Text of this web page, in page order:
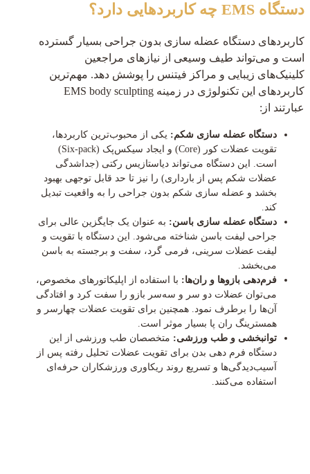
دستگاه EMS چه کاربردهایی دارد؟
کاربردهای دستگاه عضله سازی بدون جراحی بسیار گسترده
است و می‌تواند طیف وسیعی از نیازهای مراجعین
کلینیک‌های زیبایی و مراکز فیتنس را پوشش دهد. مهم‌ترین
کاربردهای این تکنولوژی در زمینه EMS body sculpting
عبارتند از:
دستگاه عضله سازی شکم: یکی از محبوب‌ترین کاربردها،
تقویت عضلات کور (Core) و ایجاد سیکس‌پک (Six-pack)
است. این دستگاه می‌تواند دیاستازیس رکتی (جداشدگی
عضلات شکم پس از بارداری) را نیز تا حد قابل توجهی بهبود
بخشد و عضله سازی شکم بدون جراحی را به واقعیت تبدیل
کند.
دستگاه عضله سازی باسن: به عنوان یک جایگزین عالی برای
جراحی لیفت باسن شناخته می‌شود. این دستگاه با تقویت و
لیفت عضلات سرینی، فرمی گرد، سفت و برجسته به باسن
می‌بخشد.
فرم‌دهی بازوها و ران‌ها: با استفاده از اپلیکاتورهای مخصوص،
می‌توان عضلات دو سر و سه‌سر بازو را سفت کرد و افتادگی
آن‌ها را برطرف نمود. همچنین برای تقویت عضلات چهارسر و
همسترینگ ران پا بسیار موثر است.
توانبخشی و طب ورزشی: متخصصان طب ورزشی از این
دستگاه فرم دهی بدن برای تقویت عضلات تحلیل رفته پس از
آسیب‌دیدگی‌ها و تسریع روند ریکاوری ورزشکاران حرفه‌ای
استفاده می‌کنند.